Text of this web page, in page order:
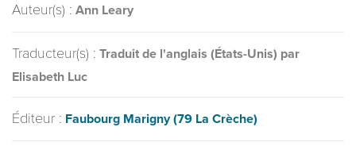
Auteur(s) : Ann Leary
Traducteur(s) : Traduit de l'anglais (États-Unis) par
Elisabeth Luc
Éditeur : Faubourg Marigny (79 La Crèche)